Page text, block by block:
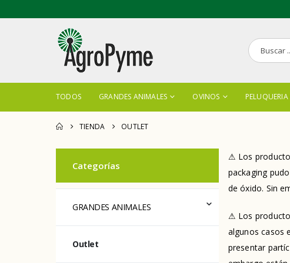
TODOS GRANDES ANIMALES OVINOS
TIENDA OUTLET
⚠ Los
packaging
de óxido. Sin
⚠ Los
algunos casos
presentar
Categorías
GRANDES ANIMALES
Outlet